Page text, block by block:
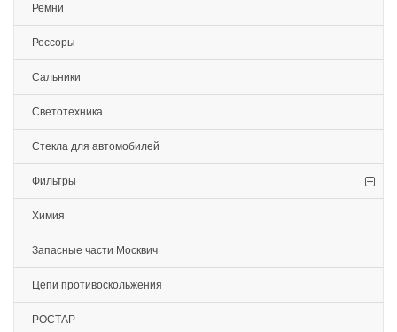
Ремни
Рессоры
Сальники
Светотехника
Стекла для автомобилей
Фильтры
Химия
Запасные части Москвич
Цепи противоскольжения
РОСТАР